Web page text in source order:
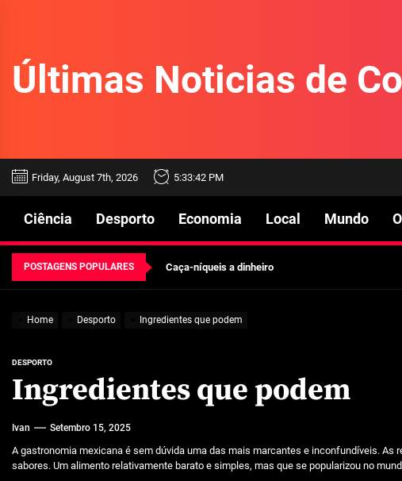
content
Últimas Noticias de
Friday, August 7th, 2026 5:33:43 PM
Ciência Desporto Economia Local Mundo
POSTAGENS POPULARES
Beetlejuice e espectáculos
Caça-níqueis a dinheiro
Máquinas de jogo online
Tiki Tumble são grandes
Home Desporto Ingredientes que podem
DESPORTO
Ingredientes que podem
Ivan Setembro 15, 2025
A gastronomia mexicana é sem dúvida uma das mais marcantes e inconfundíveis.
sabores. Um alimento relativamente barato e simples, mas que se popularizou no